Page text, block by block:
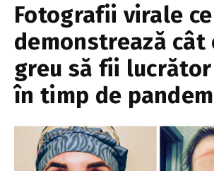
Fotografii virale ce
demonstrează cât
greu să fii
în timp de